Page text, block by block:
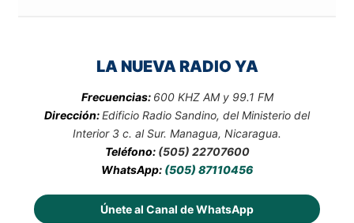
LA NUEVA RADIO YA
Frecuencias: 600 KHZ AM y 99.1 FM
Dirección:Edificio Radio Sandino, del Ministerio del
Interior 3 c. al Sur. Managua, Nicaragua.
Teléfono: (505) 22707600
WhatsApp: (505) 87110456
Únete al Canal de WhatsApp